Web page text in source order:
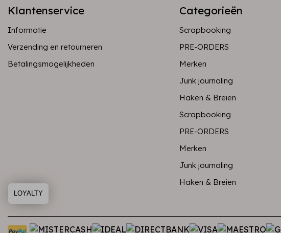
Klantenservice
Informatie
Verzending en retourneren
Betalingsmogelijkheden
Categorieën
Scrapbooking
PRE-ORDERS
Merken
Junk journaling
Haken & Breien
Scrapbooking
PRE-ORDERS
Merken
Junk journaling
Haken & Breien
LOYALTY